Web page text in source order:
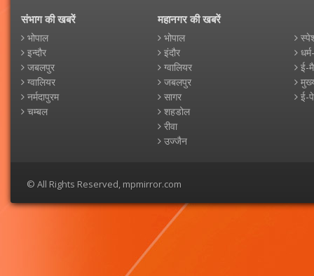
संभाग की खबरें
भोपाल
इन्दौर
जबलपुर
ग्वालियर
नर्मदापुरम
चम्बल
महानगर की खबरें
भोपाल
इंदौर
ग्वालियर
जबलपुर
सागर
शहडोल
रीवा
उज्जैन
ई-
ई-
© All Rights Reserved, mpmirror.com